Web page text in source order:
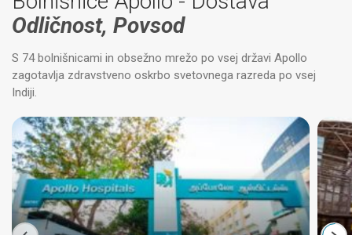
Odličnost, Povsod
S 74 bolnišnicami in obsežno mrežo po vsej državi Apollo
zagotavlja zdravstveno oskrbo svetovnega razreda po vsej
Indiji.